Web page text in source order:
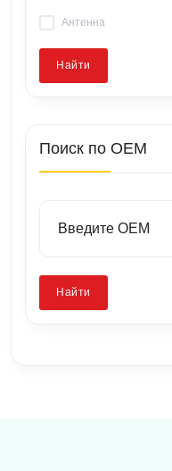
Антенна
Найти
Поиск по OEM
Найти